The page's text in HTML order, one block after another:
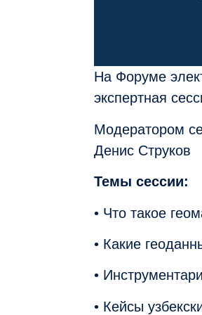
На Форуме
экспертная
Модератором
Денис Струков
Темы сессии:
• Что такое
• Какие
•
• Кейсы